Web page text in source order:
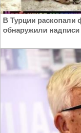
В Турции раскопали
обнаружили надписи